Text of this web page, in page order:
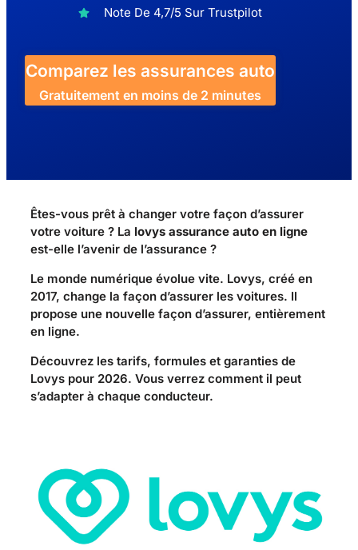
Note De 4,7/5 Sur Trustpilot
Comparez les assurances auto
Gratuitement en moins de 2 minutes
Êtes-vous prêt à changer votre façon d’assurer
votre voiture ? La lovys assurance auto en ligne
est-elle l’avenir de l’assurance ?
Le monde numérique évolue vite. Lovys, créé en
2017, change la façon d’assurer les voitures. Il
propose une nouvelle façon d’assurer, entièrement
en ligne.
Découvrez les tarifs, formules et garanties de
Lovys pour 2026. Vous verrez comment il peut
s’adapter à chaque conducteur.